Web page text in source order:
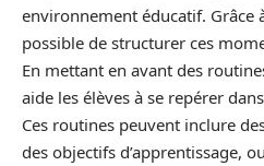
environnement éducatif. Grâce
possible de structurer ces
En mettant en avant des
aide les élèves à se repérer
Ces routines peuvent inclure
des objectifs d’apprentissage,